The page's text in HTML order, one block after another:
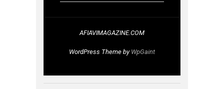
AFIAVIMAGAZINE.COM
WordPress Theme by WpGaint